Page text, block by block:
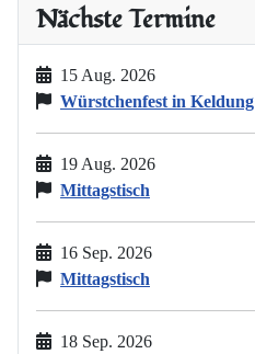
Nächste Termine
15 Aug. 2026
Würstchenfest in Keldung
19 Aug. 2026
Mittagstisch
16 Sep. 2026
Mittagstisch
18 Sep. 2026